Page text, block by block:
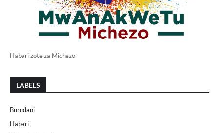
Habari zote za Michezo
LABELS
Burudani
Habari